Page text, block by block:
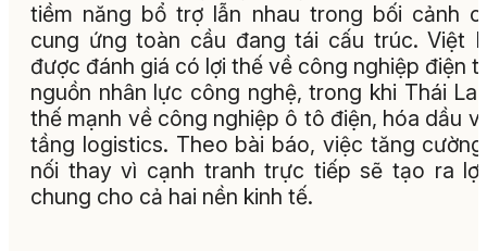
tiềm năng bổ trợ lẫn nhau trong bối cảnh
cung ứng toàn cầu đang tái cấu trúc. Việt
được đánh giá có lợi thế về công nghiệp điện
nguồn nhân lực công nghệ, trong khi Thái
thế mạnh về công nghiệp ô tô điện, hóa dầu
tầng logistics. Theo bài báo, việc tăng
nối thay vì cạnh tranh trực tiếp sẽ tạo ra
chung cho cả hai nền kinh tế.